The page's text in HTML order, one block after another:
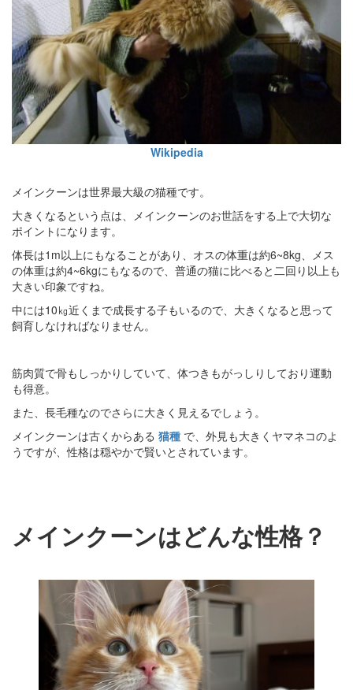
Wikipedia
メインクーンは世界最大級の猫種です。
大きくなるという点は、メインクーンのお世話をする上で大切な
ポイントになります。
体長は1m以上にもなることがあり、オスの体重は約6~8kg、メス
の体重は約4~6kgにもなるので、普通の猫に比べると二回り以上も
大きい印象ですね。
中には10㎏近くまで成長する子もいるので、大きくなると思って
飼育しなければなりません。
筋肉質で骨もしっかりしていて、体つきもがっしりしており運動
も得意。
また、長毛種なのでさらに大きく見えるでしょう。
メインクーンは古くからある 猫種 で、外見も大きくヤマネコのよ
うですが、性格は穏やかで賢いとされています。
メインクーンはどんな性格？